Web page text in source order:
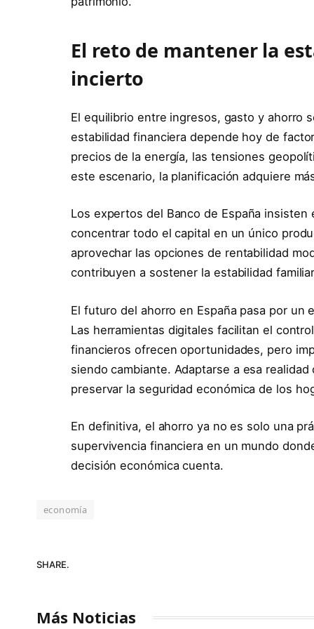
El reto de mantener la
incierto
El equilibrio entre ingresos, gasto y ahorro
estabilidad financiera depende hoy de
precios de la energía, las tensiones
este escenario, la planificación adquiere
Los expertos del Banco de España
concentrar todo el capital en un único
aprovechar las opciones de rentabilidad
contribuyen a sostener la estabilidad
El futuro del ahorro en España pasa por
Las herramientas digitales facilitan el
financieros ofrecen oportunidades, pero
siendo cambiante. Adaptarse a esa
preservar la seguridad económica de los
En definitiva, el ahorro ya no es solo una
supervivencia financiera en un mundo
decisión económica cuenta.
economía
SHARE.
Más Noticias